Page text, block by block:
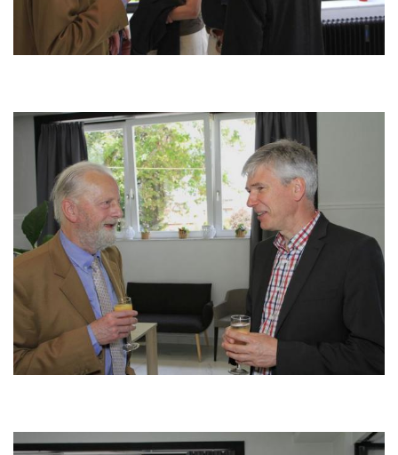
Image
Image